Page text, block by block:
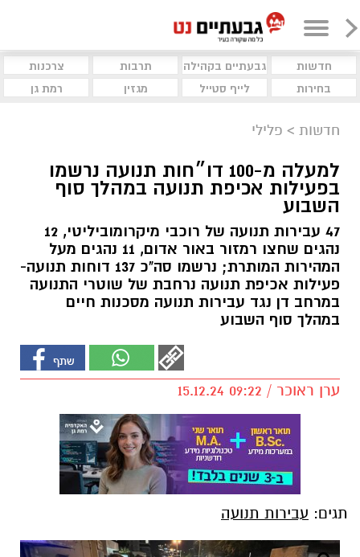
חדשות גבעתיים בקהילה תרבות
צרכנות
בחירות
לייף סטייל מגזין רמת גן
חדשות > פלילי
למעלה מ-100 דו״חות תנועה נרשמו
בפעילות אכיפת תנועה במהלך סוף
השבוע
47 עבירות תנועה של רוכבי מיקרומוביליטי, 12
נהגים שחצו רמזור באור אדום, 11 נהגים מעל
המהירות המותרת; נרשמו סה"כ 137 דוחות תנועה-
פעילות אכיפת תנועה נרחבת של שוטרי התנועה
במרחב דן נגד עבירות תנועה מסכנות חיים
במהלך סוף השבוע
ערן ראוכר / 09:22 15.12.24
עבירות תנועה